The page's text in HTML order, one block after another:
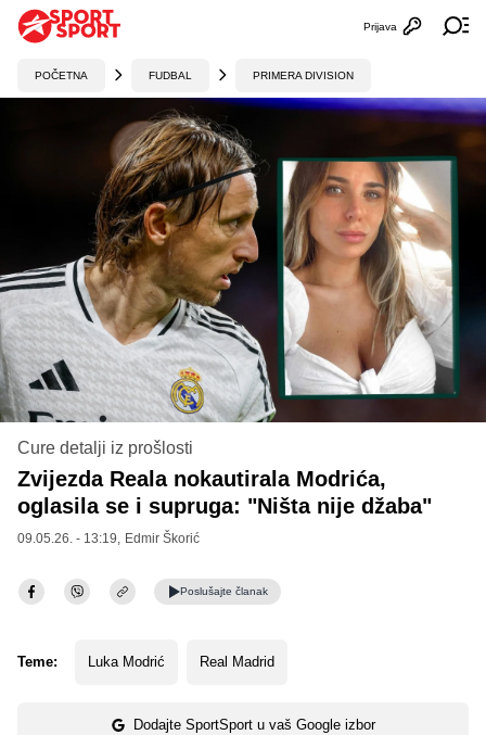
Otvori
Prijava
POČETNA FUDBAL PRIMERA DIVISION
Cure detalji iz prošlosti
Zvijezda Reala nokautirala Modrića,
oglasila se i supruga: "Ništa nije džaba"
09.05.26. - 13:19, Edmir Škorić
Poslušajte članak
Teme: Luka Modrić Real Madrid
Dodajte SportSport u vaš Google izbor